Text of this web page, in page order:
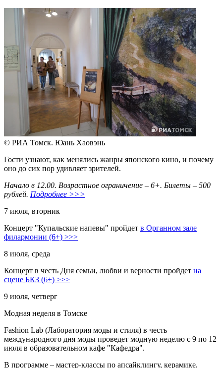
© РИА Томск. Юань Хаовэнь
Гости узнают, как менялись жанры японского кино, и почему
оно до сих пор удивляет зрителей.
Начало в 12.00. Возрастное ограничение – 6+. Билеты – 500
рублей. Подробнее >>>
7 июля, вторник
Концерт "Купальские напевы" пройдет в Органном зале
филармонии (6+) >>>
8 июля, среда
Концерт в честь Дня семьи, любви и верности пройдет на
сцене БКЗ (6+) >>>
9 июля, четверг
Модная неделя в Томске
Fashion Lab (Лаборатория моды и стиля) в честь
международного дня моды проведет модную неделю с 9 по 12
июля в образовательном кафе "Кафедра".
В программе – мастер-классы по апсайклингу, керамике,